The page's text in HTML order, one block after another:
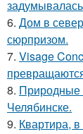
6. Дом в
сюрпризом.
7. Visage
8. Природные
Челябинске.
9. Квартира,